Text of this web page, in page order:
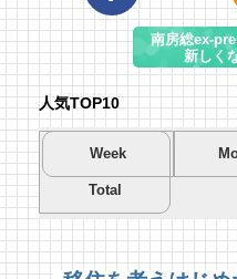
南房総ex-
新しく
人気TOP10
Week
Total
夏を先取り
南房総市千
57 views|by
夏を先取り
南房総市千
210 views |
海遊び＆キ
すすめキャ
40,695 views